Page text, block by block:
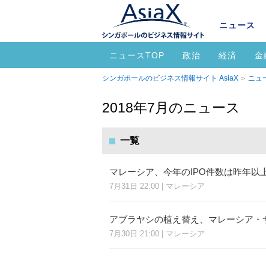
ニュース
ニュースTOP 政治 経済 金
シンガポールのビジネス情報サイト AsiaX ニュ
2018年7月のニュース
一覧
マレーシア、今年のIPO件数は昨年以
7月31日 22:00 | マレーシア
アブラヤシの植え替え、マレーシア・
7月30日 21:00 | マレーシア